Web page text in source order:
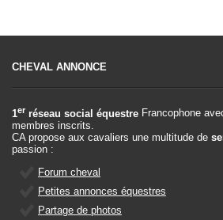
CHEVAL ANNONCE
1er réseau social équestre Francophone
membres inscrits.
CA propose aux cavaliers une multitude de
passion :
Forum cheval
Petites annonces équestres
Partage de photos